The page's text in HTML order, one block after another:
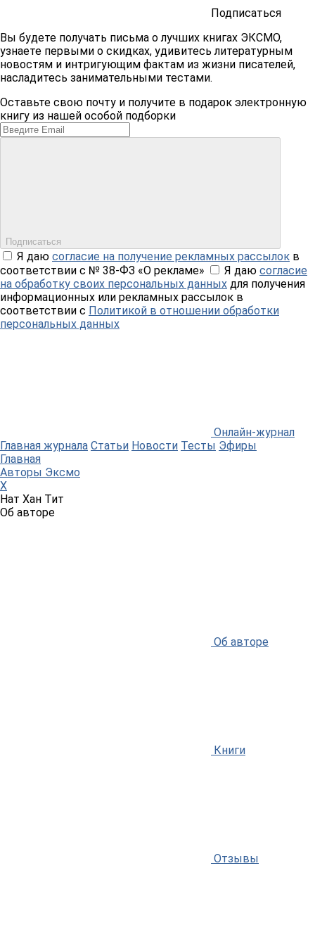
Подписаться
Вы будете получать письма о лучших книгах ЭКСМО,
узнаете первыми о скидках, удивитесь литературным
новостям и интригующим фактам из жизни писателей,
насладитесь занимательными тестами.
Оставьте свою почту и получите в подарок электронную
книгу из нашей особой подборки
Подписаться
Я даю согласие на получение рекламных рассылок в
соответствии с № 38-ФЗ «О рекламе»
Я даю согласие
на обработку своих персональных данных для получения
информационных или рекламных рассылок в
соответствии с Политикой в отношении обработки
персональных данных
Онлайн-журнал
Главная журнала Статьи Новости Тесты Эфиры
Главная
Авторы Эксмо
Х
Нат Хан Тит
Об авторе
Об авторе
Книги
Отзывы